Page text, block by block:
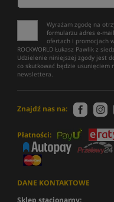
Wyrażam zgodę na
formularzu adres e-
ofertach i promocjach
ROCKWORLD Łukasz Pawlik z
Udzielenie niniejszej zgody jest
co skutkować będzie
newslettera.
Znajdź nas na:
Płatności:
DANE KONTAKTOWE